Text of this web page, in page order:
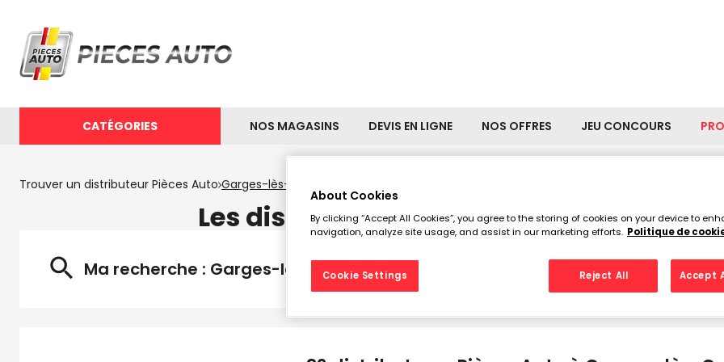
CATÉGORIES NOS MAGASINS DEVIS EN LIGNE NOS OFFRES JEU CONCOURS
Trouver un distributeur Pièces Auto Garges-lès-Gonesse
Les distributeurs Pièces Auto à
Ma recherche : Garges-lès-Gonesse
About Cookies
By clicking “Accept All Cookies”, you agree to the storing of cookies on your device to
navigation, analyze site usage, and assist in our marketing efforts. Politique de
Reject All Accept
Cookie Settings